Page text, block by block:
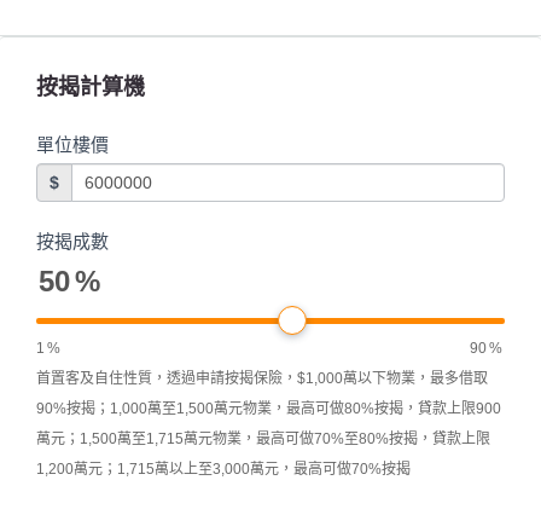
按揭計算機
單位樓價
$
按揭成數
50%
1 % 90%
首置客及自住性質，透過申請按揭保險，$1,000萬以下物業，最多借取
90%按揭；1,000萬至1,500萬元物業，最高可做80%按揭，貸款上限900
萬元；1,500萬至1,715萬元物業，最高可做70%至80%按揭，貸款上限
1,200萬元；1,715萬以上至3,000萬元，最高可做70%按揭